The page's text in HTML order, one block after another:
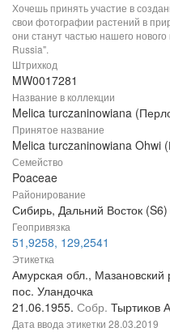
Хочешь принять участие в
свои фотографии растений в
они станут частью нашего
Russia".
Штрихкод
MW0017281
Название в коллекции
Melica turczaninowiana
Принятое название
Melica turczaninowiana Ohwi
Семейство
Poaceae
Районирование
Сибирь, Дальний Восток
Геопривязка
51,9258, 129,2541
Этикетка
Амурская обл.,
пос. Уландочка
21.06.1955. Собр. Тыртиков
Дата ввода этикетки 28.03.2019